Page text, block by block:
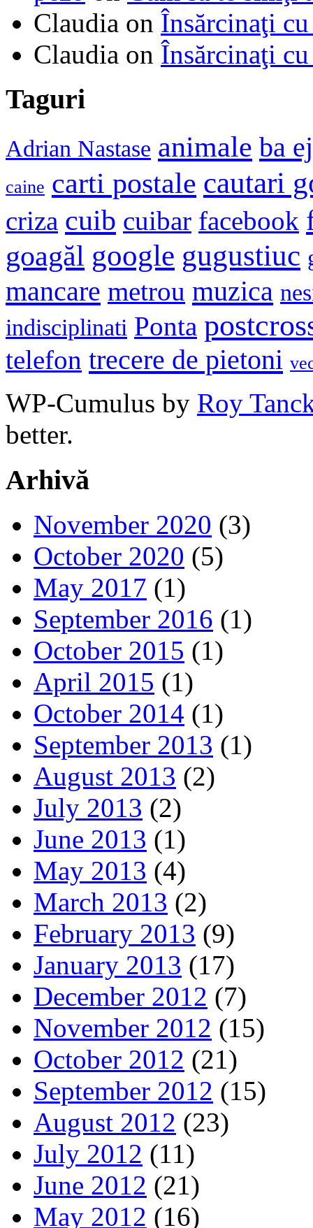
Claudia on Însărcinaţi
Claudia on Însărcinaţi
Taguri
Adrian Nastase animale ba
caine carti postale cautari
criza cuib cuibar facebook
goagăl google gugustiuc
mancare metrou muzica
indisciplinati Ponta
telefon trecere de pietoni
WP-Cumulus by Roy
better.
Arhivă
November 2020 (3)
October 2020 (5)
May 2017 (1)
September 2016 (1)
October 2015 (1)
April 2015 (1)
October 2014 (1)
September 2013 (1)
August 2013 (2)
July 2013 (2)
June 2013 (1)
May 2013 (4)
March 2013 (2)
February 2013 (9)
January 2013 (17)
December 2012 (7)
November 2012 (15)
October 2012 (21)
September 2012 (15)
August 2012 (23)
July 2012 (11)
June 2012 (21)
May 2012 (16)